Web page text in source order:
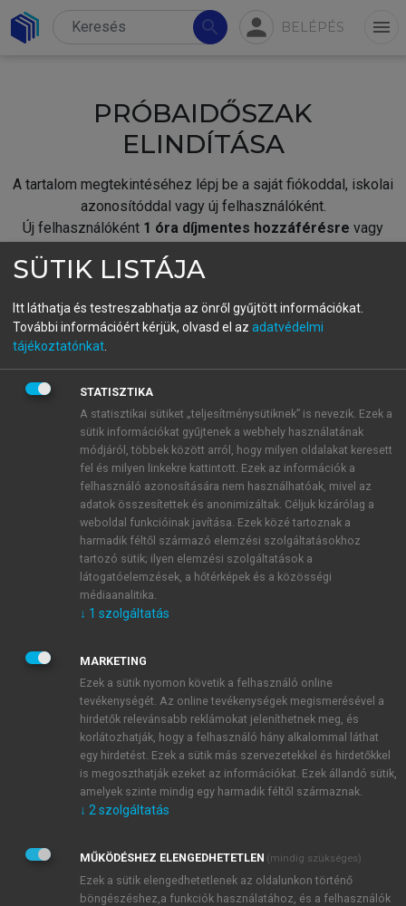
search person BELÉPÉS menu
PRÓBAIDŐSZAK
ELINDÍTÁSA
A tartalom megtekintéséhez lépj be a saját fiókoddal, iskolai
azonosítóddal vagy új felhasználóként.
Új felhasználóként 1 óra díjmentes hozzáférésre vagy
fiókoddal,vagy hozz létre új fiókot.
A regisztráció után apróbaidőszakautomatikusan
BELÉPÉS SAJÁT FIÓKKAL
ÚJ FIÓK LÉTREHOZÁSA
1 óra díjmentes hozzáférés
E-MAIL-CÍM
JELSZÓ
JELSZÓ ÚJRA
Kérek értesítést a MeRSZ újdonságairól, akcióiról.
Kérek értesítést az Akadémiai Kiadó Zrt. újdonságairól,
Adatkezelési tájékoztatóbanfoglaltakat tudomásul
veszem és elfogadom.
Általános vásárlási feltételeket, valamint a szotar.netés a
SÜTIK LISTÁJA
Itt láthatja és testreszabhatja az önről gyűjtött információkat.
További információért kérjük, olvasd el az adatvédelmi
tájékoztatónkat
STATISZTIKA
A statisztikai sütiket „teljesítménysütiknek” is nevezik. Ezek a
sütik információkat gyűjtenek a webhely használatának
módjáról, többek között arról, hogy milyen oldalakat keresett
fel és milyen linkekre kattintott. Ezek az információk a
felhasználó azonosítására nem használhatóak, mivel az
adatok összesítettek és anonimizáltak. Céljuk kizárólag a
weboldal funkcióinak javítása. Ezek közé tartoznak a
harmadik féltől származó elemzési szolgáltatásokhoz
tartozó sütik; ilyen elemzési szolgáltatások a
látogatóelemzések, a hőtérképek és a közösségi
médiaanalitika.
↓ 1 szolgáltatás
MARKETING
Ezek a sütik nyomon követik a felhasználó online
tevékenységét. Az online tevékenységek megismerésével a
hirdetők relevánsabb reklámokat jeleníthetnek meg, és
korlátozhatják, hogy a felhasználó hány alkalommal láthat
egy hirdetést. Ezek a sütik más szervezetekkel és hirdetőkkel
is megoszthatják ezeket az információkat. Ezek állandó sütik,
amelyek szinte mindig egy harmadik féltől származnak.
↓ 2 szolgáltatás
MŰKÖDÉSHEZ ELENGEDHETETLEN (mindig szükséges)
Ezek a sütik elengedhetetlenek az oldalunkon történő
böngészéshez,a funkciók használatához, és a felhasználók